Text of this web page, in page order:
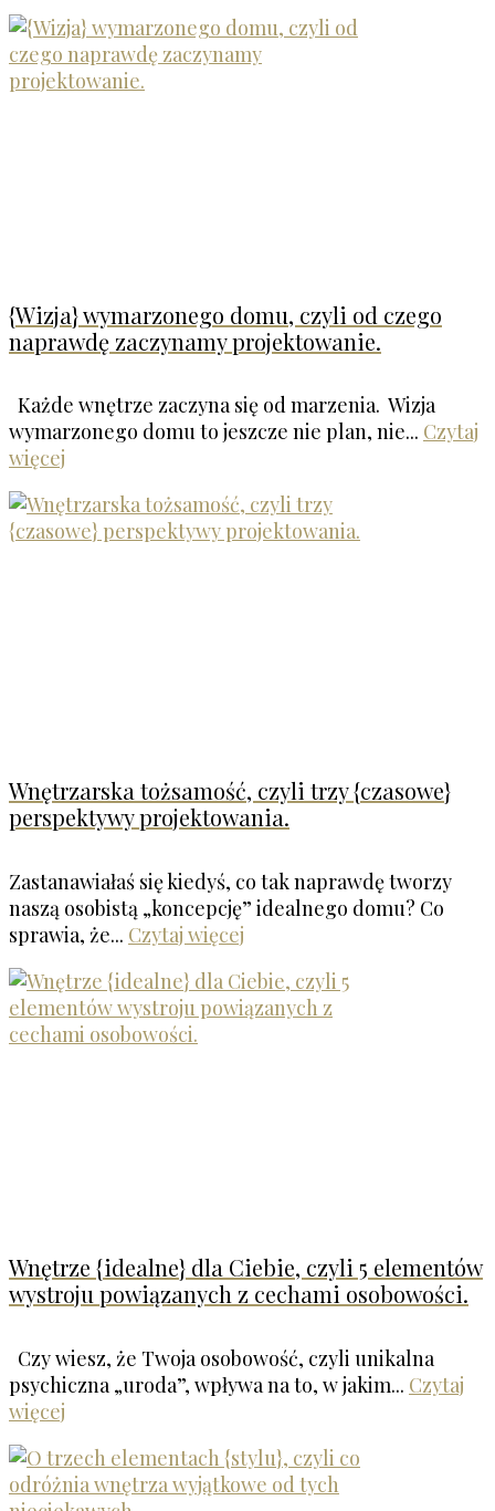
{Wizja} wymarzonego domu, czyli od czego
naprawdę zaczynamy projektowanie.
Każde wnętrze zaczyna się od marzenia. Wizja
wymarzonego domu to jeszcze nie plan, nie... Czytaj
więcej
Wnętrzarska tożsamość, czyli trzy {czasowe}
perspektywy projektowania.
Zastanawiałaś się kiedyś, co tak naprawdę tworzy
naszą osobistą „koncepcję” idealnego domu? Co
sprawia, że... Czytaj więcej
Wnętrze {idealne} dla Ciebie, czyli 5 elementów
wystroju powiązanych z cechami osobowości.
Czy wiesz, że Twoja osobowość, czyli unikalna
psychiczna „uroda”, wpływa na to, w jakim... Czytaj
więcej